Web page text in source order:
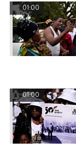
01:00
01:00